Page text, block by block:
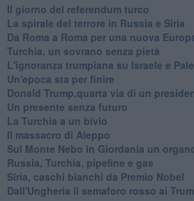
Il giorno del referendum turco
La spirale del terrore in Russia e Siria
Da Roma a Roma per una nuova
Turchia, un sovrano senza pietà
L'ignoranza trumpiana su Israele e
Un'epoca sta per finire
Donald Trump,quarta via di un
Un presente senza futuro
La Turchia a un bivio
Il massacro di Aleppo
Sul Monte Nebo in Giordania un
Russia, Turchia, pipeline e gas
Siria, caschi bianchi da Premio Nobel
Dall'Ungheria il semaforo rosso ai